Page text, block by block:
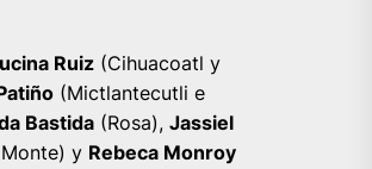
Ruiz (Cihuacoatl y
(Mictlantecutli e
Bastida (Rosa), Jassiel
y Rebeca Monroy